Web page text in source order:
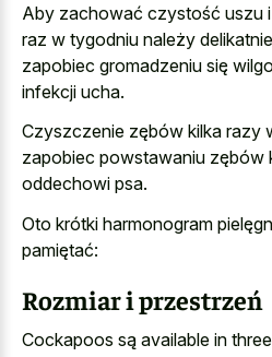
Aby zachować czystość uszu
raz w tygodniu należy
zapobiec gromadzeniu się
infekcji ucha.
Czyszczenie zębów kilka razy
zapobiec powstawaniu zębów
oddechowi psa.
Oto krótki harmonogram
pamiętać:
Rozmiar i przestrzeń
Cockapoos są available in